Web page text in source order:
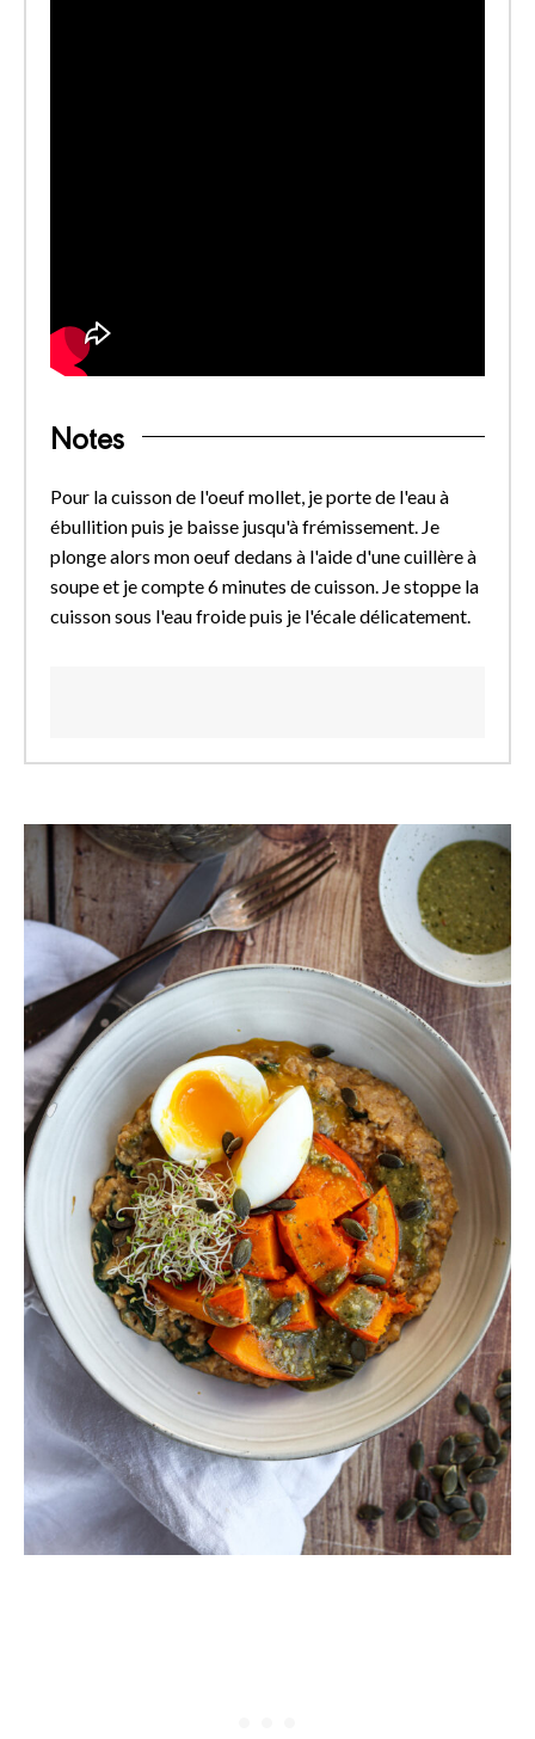
Notes
Pour la cuisson de l'oeuf mollet, je porte de l'eau à
ébullition puis je baisse jusqu'à frémissement. Je
plonge alors mon oeuf dedans à l'aide d'une cuillère à
soupe et je compte 6 minutes de cuisson. Je stoppe la
cuisson sous l'eau froide puis je l'écale délicatement.